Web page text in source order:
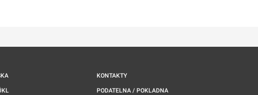
KONTAKTY
PODATELNA / POKLADNA